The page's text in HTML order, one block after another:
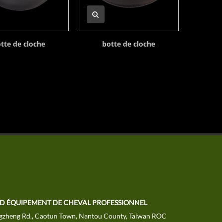
de cloche botte de cloche
ÉQUIPEMENT DE CHEVAL PROFESSIONNEL
Rd., Caotun Town, Nantou County, Taiwan ROC